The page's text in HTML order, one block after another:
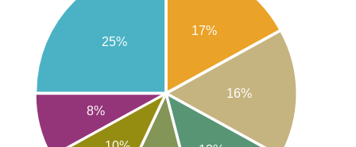
25%
17%
16%
8%